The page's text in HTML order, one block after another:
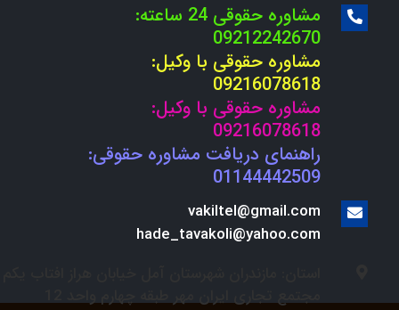
مشاوره حقوقی 24 ساعته:
09212242670
مشاوره حقوقی با وکیل:
09216078618
مشاوره حقوقی با وکیل:
09216078618
راهنمای دریافت مشاوره حقوقی:
01144442509
vakiltel@gmail.com
hade_tavakoli@yahoo.com